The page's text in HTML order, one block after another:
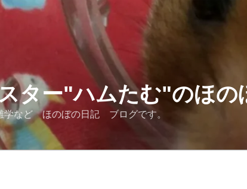
ター"ハムたむ"のほの
など ほのぼの日記 ブログです。